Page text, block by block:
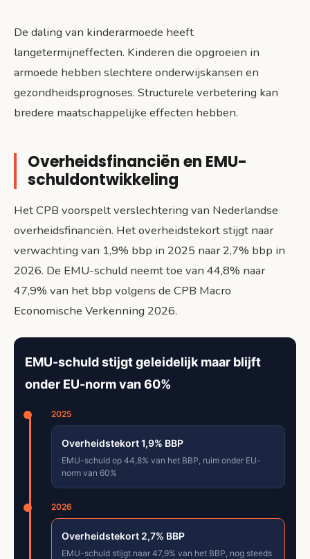
De daling van kinderarmoede heeft
langetermijneffecten. Kinderen die opgroeien in
armoede hebben slechtere onderwijskansen en
gezondheidsprognoses. Structurele verbetering kan
bredere maatschappelijke effecten hebben.
Overheidsfinanciën en EMU-
schuldontwikkeling
Het CPB voorspelt verslechtering van Nederlandse
overheidsfinanciën. Het overheidstekort stijgt naar
verwachting van 1,9% bbp in 2025 naar 2,7% bbp in
2026. De EMU-schuld neemt toe van 44,8% naar
47,9% van het bbp volgens de CPB Macro
Economische Verkenning 2026.
EMU-schuld stijgt geleidelijk maar blijft
onder EU-norm van 60%
2025
Overheidstekort 1,9% BBP
EMU-schuld op 44,8% van het BBP, ruim onder EU-
norm van 60%
2026
Overheidstekort 2,7% BBP
EMU-schuld stijgt naar 47,9% van het BBP, nog steeds